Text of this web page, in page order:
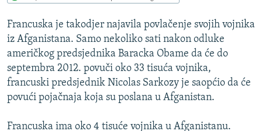
VIDEO
FOTOGALERIJE
INFOGRAFIKE
PODCASTI
RAT U UKRAJINI
KINA NA BALKANU
RSE PRIČE IZ SVIJETA
ISPRIČAJ MI
Francuska je takodjer najavila povlačenje svojih vojnika
iz Afganistana. Samo nekoliko sati nakon odluke
američkog predsjednika Baracka Obame da će do
septembra 2012. povuči oko 33 tisuća vojnika,
francuski predsjednik Nicolas Sarkozy je saopćio da će
povući pojačnaja koja su poslana u Afganistan.
Francuska ima oko 4 tisuće vojnika u Afganistanu.